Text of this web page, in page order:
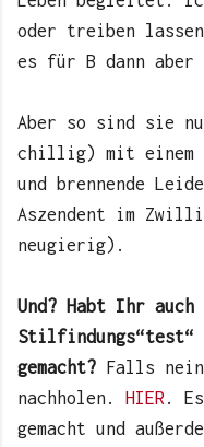
oder treiben
es für B dann aber
Aber so sind sie
chillig) mit einem
und brennende
Aszendent im
neugierig).
Und? Habt Ihr auch
Stilfindungs“test“
gemacht? Falls
nachholen. HIER .
gemacht und